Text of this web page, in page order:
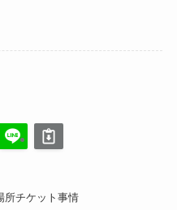
所チケット事情